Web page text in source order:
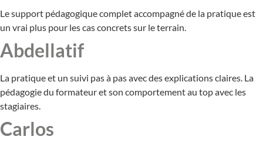
Le support pédagogique complet accompagné de la pratique est
un vrai plus pour les cas concrets sur le terrain.
Abdellatif
La pratique et un suivi pas à pas avec des explications claires. La
pédagogie du formateur et son comportement au top avec les
stagiaires.
Carlos